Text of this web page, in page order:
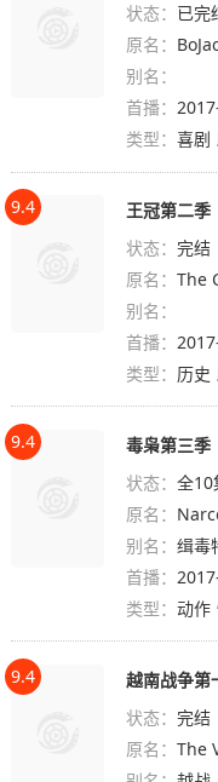
状态： 已完
原名：
别名：
首播：
类型：喜剧
9.4
王冠第二季
状态：完结
原名：The
别名：
首播：
类型： 历史
9.4
毒枭第三季
状态：全10
原名：
别名：缉毒
首播：
类型：动作
9.4
越南战争第
状态：完结
原名：The